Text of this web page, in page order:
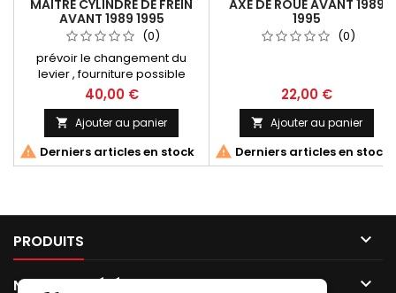
MAITRE CYLINDRE DE FREIN
AVANT 1989 1995
(0)
prévoir le changement du
levier , fourniture possible
40,00 €
 Ajouter au panier
 Derniers articles en stock
AXE DE ROUE AVANT 1989
1995
(0)
22,00 €
 Ajouter au panier
 Derniers articles en stock
PRODUITS 
NOTRE SOCIÉTÉ 